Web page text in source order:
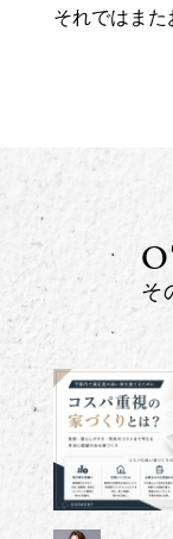
それではまた
そ